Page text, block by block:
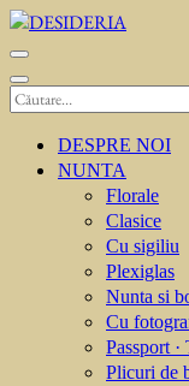
Sari
la
conținut
(apasă
Caută
DESPRE NOI
NUNTA
Florale
Clasice
Cu sigiliu
Plexiglas
Nunta si
Cu
Passport ·
Plicuri de